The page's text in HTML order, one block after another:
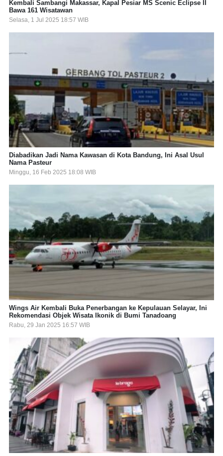
Kembali Sambangi Makassar, Kapal Pesiar MS Scenic Eclipse II
Bawa 161 Wisatawan
Selasa, 1 Jul 2025 18:57 WIB
Diabadikan Jadi Nama Kawasan di Kota Bandung, Ini Asal Usul
Nama Pasteur
Minggu, 16 Feb 2025 18:08 WIB
Wings Air Kembali Buka Penerbangan ke Kepulauan Selayar, Ini
Rekomendasi Objek Wisata Ikonik di Bumi Tanadoang
Rabu, 29 Jan 2025 16:57 WIB